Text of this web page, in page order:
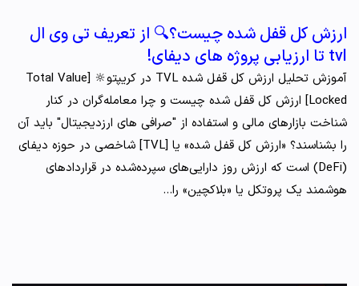
ارزش کل قفل شده چیست؟🔍 از تعریف تی وی ال
tvl تا ارزیابی پروژه‌ های دیفای!
آموزش تحلیل ارزش کل قفل شده TVL در کریپتو🔆 [Total Value
Locked] ارزش کل قفل شده چیست و چرا معامله‌گران در کنار
شناخت بازارهای مالی و استفاده از "صرافی های ارزدیجیتال" باید آن
را بشناسند؟ «ارزش کل قفل شده» یا [TVL] شاخصی در حوزه دیفای
(DeFi) است که ارزش روز دارایی‌های سپرده‌شده در قراردادهای
هوشمند یک پروتکل یا «بلاکچین» را…